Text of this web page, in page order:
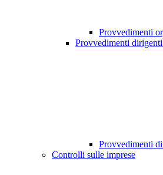
Provvedimenti
Provvedimenti
Provvedimenti
Controlli sulle imprese